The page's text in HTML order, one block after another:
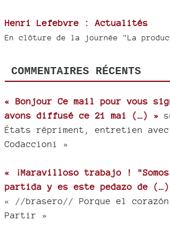
Henri Lefebvre : Actualités
En clôture de la journée "La
COMMENTAIRES RÉCENTS
« Bonjour Ce mail pour vous
avons diffusé ce 21 mai (…) »
États répriment, entretien avec
Codaccioni »
« ¡Maravilloso trabajo !
partida y es este pedazo de
« //brasero// Porque el
Partir »